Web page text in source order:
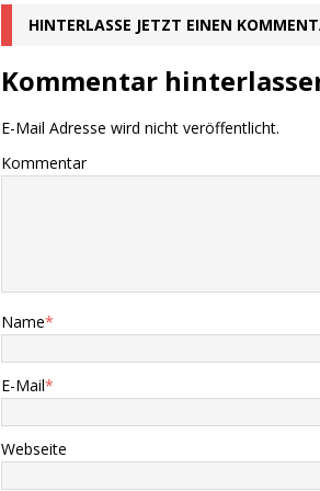
HINTERLASSE JETZT EINEN
Kommentar
E-Mail Adresse wird nicht veröffentlicht.
Kommentar
Name*
E-Mail*
Webseite